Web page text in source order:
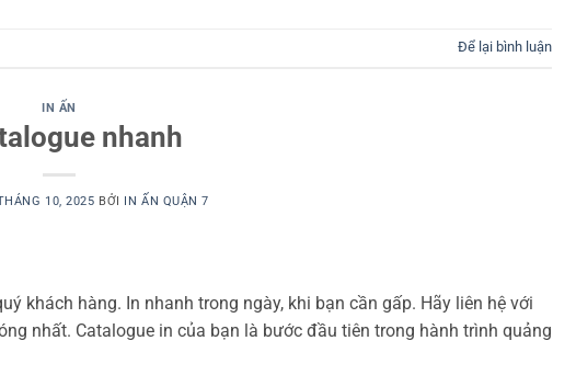
Để lại bình luận
IN ẤN
nhanh
10, 2025 BỞI IN ẤN QUẬN 7
khách hàng. In nhanh trong ngày, khi bạn cần gấp. Hãy liên hệ với
nhất. Catalogue in của bạn là bước đầu tiên trong hành trình quảng